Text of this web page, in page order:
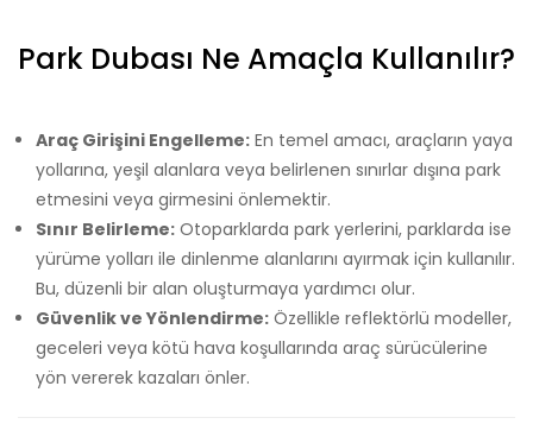
Park Dubası Ne Amaçla Kullanılır?
Araç Girişini Engelleme: En temel amacı, araçların yaya
yollarına, yeşil alanlara veya belirlenen sınırlar dışına park
etmesini veya girmesini önlemektir.
Sınır Belirleme: Otoparklarda park yerlerini, parklarda ise
yürüme yolları ile dinlenme alanlarını ayırmak için kullanılır.
Bu, düzenli bir alan oluşturmaya yardımcı olur.
Güvenlik ve Yönlendirme: Özellikle reflektörlü modeller,
geceleri veya kötü hava koşullarında araç sürücülerine
yön vererek kazaları önler.